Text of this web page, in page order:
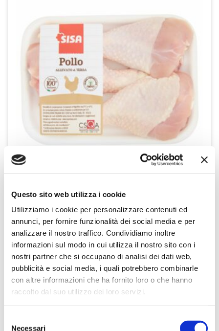
Questo sito web utilizza i cookie
Utilizziamo i cookie per personalizzare contenuti ed
annunci, per fornire funzionalità dei social media e per
analizzare il nostro traffico. Condividiamo inoltre
informazioni sul modo in cui utilizza il nostro sito con i
nostri partner che si occupano di analisi dei dati web,
pubblicità e social media, i quali potrebbero combinarle
con altre informazioni che ha fornito loro o che hanno
raccolto dal suo utilizzo dei loro servizi.
Necessari
Fuselli di Pollo
SCOPRI IL PRODOTTO